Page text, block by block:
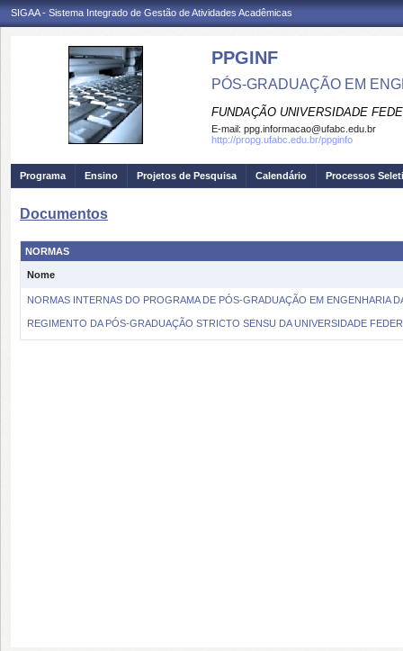
SIGAA - Sistema Integrado de Gestão de Atividades Acadêmicas
PPGINF
PÓS-GRADUAÇÃO EM
FUNDAÇÃO UNIVERSIDADE
E-mail: ppg.informacao@ufabc.edu.br
http://propg.ufabc.edu.br/ppginfo
Programa Ensino Projetos de Pesquisa Calendário Processos
Documentos
NORMAS
Nome
NORMAS INTERNAS DO PROGRAMA DE PÓS-GRADUAÇÃO EM ENGENHARIA
REGIMENTO DA PÓS-GRADUAÇÃO STRICTO SENSU DA UNIVERSIDADE